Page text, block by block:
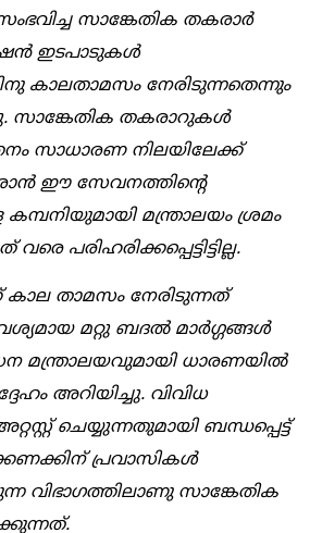
സാങ്കേതിക തകരാർ
ഇടപാടുകൾ
കാലതാമസം നേരിടുന്നതെന്നും
സാങ്കേതിക തകരാറുകൾ
സാധാരണ നിലയിലേക്ക്
ഈ സേവനത്തിന്റെ
മന്ത്രാലയം ശ്രമം
പരിഹരിക്കപ്പെട്ടിട്ടില്ല.
താമസം നേരിടുന്നത്‌
മറ്റു ബദൽ മാർഗ്ഗങ്ങൾ
മന്ത്രാലയവുമായി ധാരണയിൽ
അറിയിച്ചു. വിവിധ
ചെയ്യുന്നതുമായി ബന്ധപ്പെട്ട്‌
പ്രവാസികൾ
വിഭാഗത്തിലാണു സാങ്കേതിക